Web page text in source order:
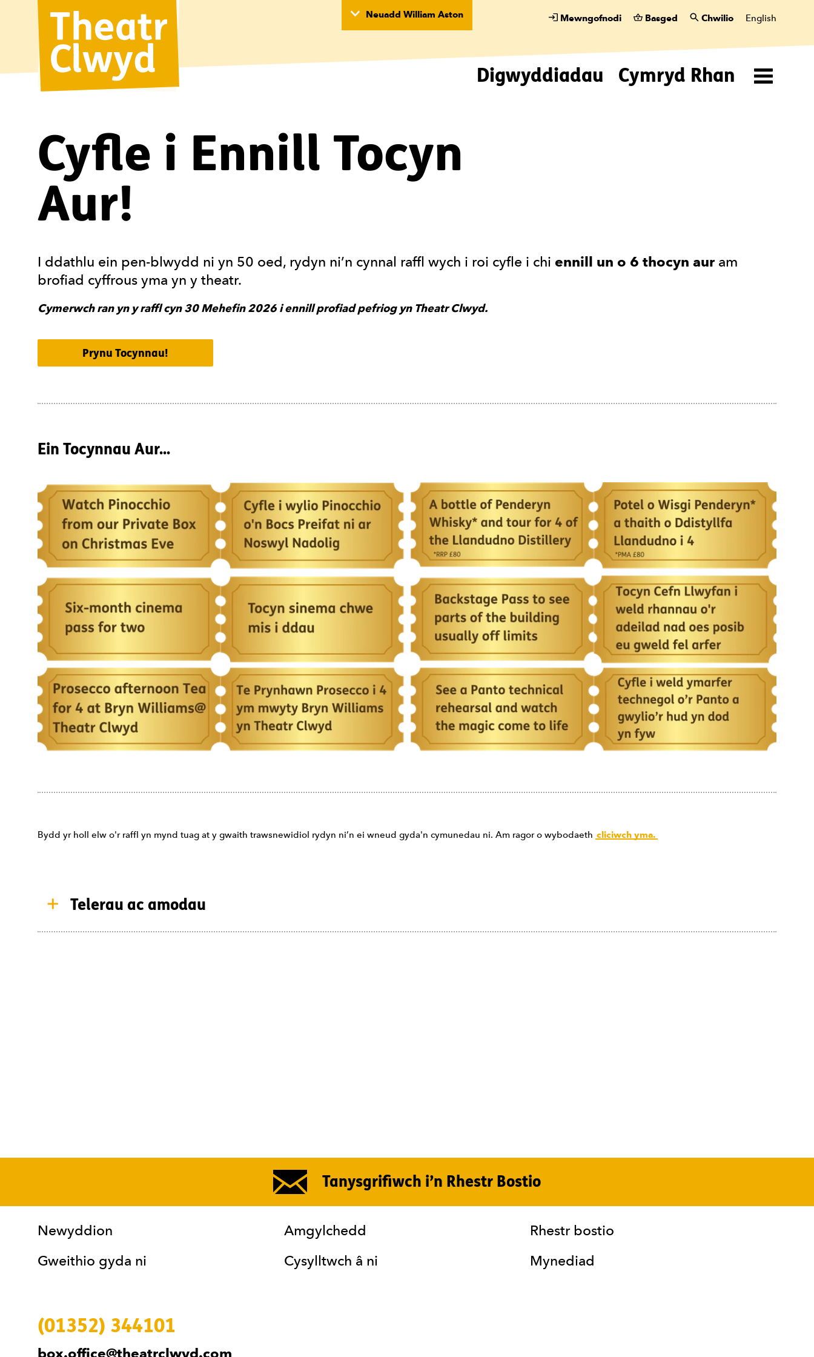
Neuadd William Aston
Theatr Clwyd
Digwyddiadau Cymryd Rhan Menu
Mewngofnodi Basged Chwilio English
Cyfle i Ennill Tocyn
Aur!
I ddathlu ein pen-blwydd ni yn 50 oed, rydyn ni’n cynnal raffl wych i roi cyfle i chi ennill un o 6 thocyn aur am
brofiad cyffrous yma yn y theatr.
Cymerwch ran yn y raffl cyn30 Mehefin 2026 i ennill profiad pefriog yn Theatr Clwyd.
Prynu Tocynnau!
Ein Tocynnau Aur...
Bydd yr holl elw o'r raffl yn mynd tuag at y gwaith trawsnewidiol rydyn ni’n ei wneud gyda'n cymunedau ni. Am ragor o wybodaeth cliciwch yma.
Telerau ac amodau
Tanysgrifiwch i’n Rhestr Bostio
Mwy o Dudalennau Safle
Newyddion Amgylchedd
Rhestr bostio
Gweithio gyda ni
Cysylltwch â ni Mynediad
Manylion Cyswllt
(01352) 344101
box.office@theatrclwyd.com